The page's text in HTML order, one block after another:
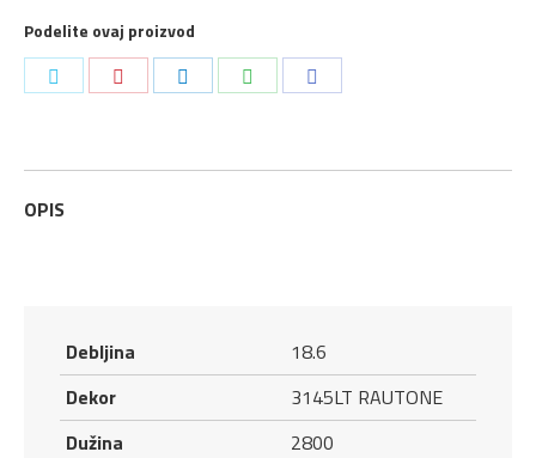
Midnight
Dash
quantity
Podelite ovaj proizvod
OPIS
Debljina
18.6
Dekor
3145LT RAUTONE
Dužina
2800